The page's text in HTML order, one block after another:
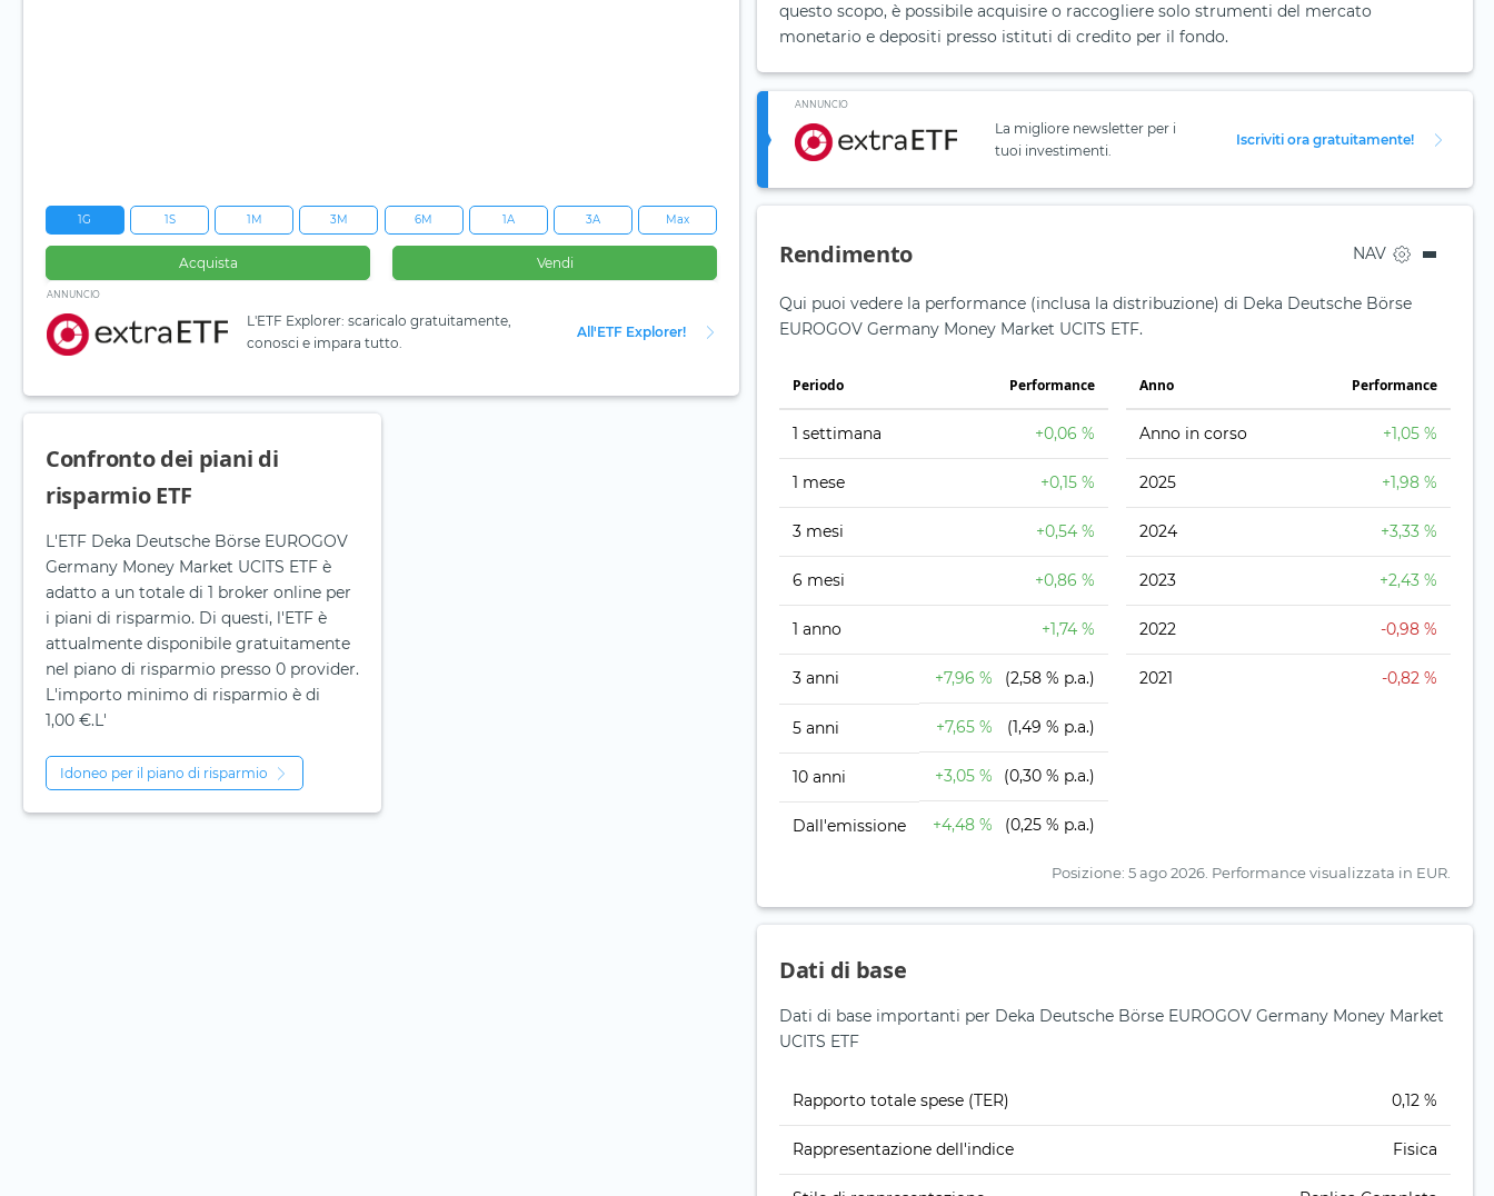
1G 1S 1M 3M 6M 1A 3A Max
Acquista Vendi
ANNUNCIO
L'ETF Explorer: scaricalo gratuitamente,
conosci e impara tutto.
All'ETF Explorer!
Confronto dei piani di
risparmio ETF
L'ETF Deka Deutsche Börse EUROGOV
Germany Money Market UCITS ETF è
adatto a un totale di 1 broker online per
i piani di risparmio. Di questi, l'ETF è
attualmente disponibile gratuitamente
nel piano di risparmio presso 0 provider.
L'importo minimo di risparmio è di
1,00 €.L'
Idoneo per il piano di risparmio
questo scopo, è possibile acquisire o raccogliere solo strumenti del mercato
monetario e depositi presso istituti di credito per il fondo.
ANNUNCIO
La migliore newsletter per i
tuoi investimenti.
Iscriviti ora gratuitamente!
Rendimento NAV
Qui puoi vedere la performance (inclusa la distribuzione) di Deka Deutsche Börse
EUROGOV Germany Money Market UCITS ETF.
Periodo Performance
1 settimana +0,06 %
1 mese +0,15 %
3 mesi +0,54 %
6 mesi +0,86 %
1 anno +1,74 %
3 anni +7,96 % (2,58 % p.a.)
5 anni +7,65 % (1,49 % p.a.)
10 anni +3,05 % (0,30 % p.a.)
Dall'emissione +4,48 % (0,25 % p.a.)
Anno Performance
Anno in corso +1,05 %
2025 +1,98 %
2024 +3,33 %
2023 +2,43 %
2022 -0,98 %
2021 -0,82 %
Posizione: 5 ago 2026. Performance visualizzata in EUR.
Dati di base
Dati di base importanti per Deka Deutsche Börse EUROGOV Germany Money Market
UCITS ETF
Rapporto totale spese (TER) 0,12 %
Rappresentazione dell'indice Fisica